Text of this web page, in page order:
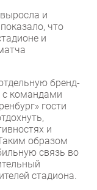
и
что
и
бренд-
с командами
гости
и
образом
связь во
стадиона.